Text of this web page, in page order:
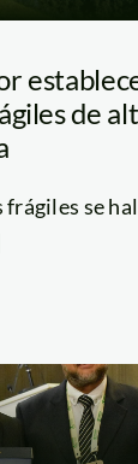
de
frágiles se